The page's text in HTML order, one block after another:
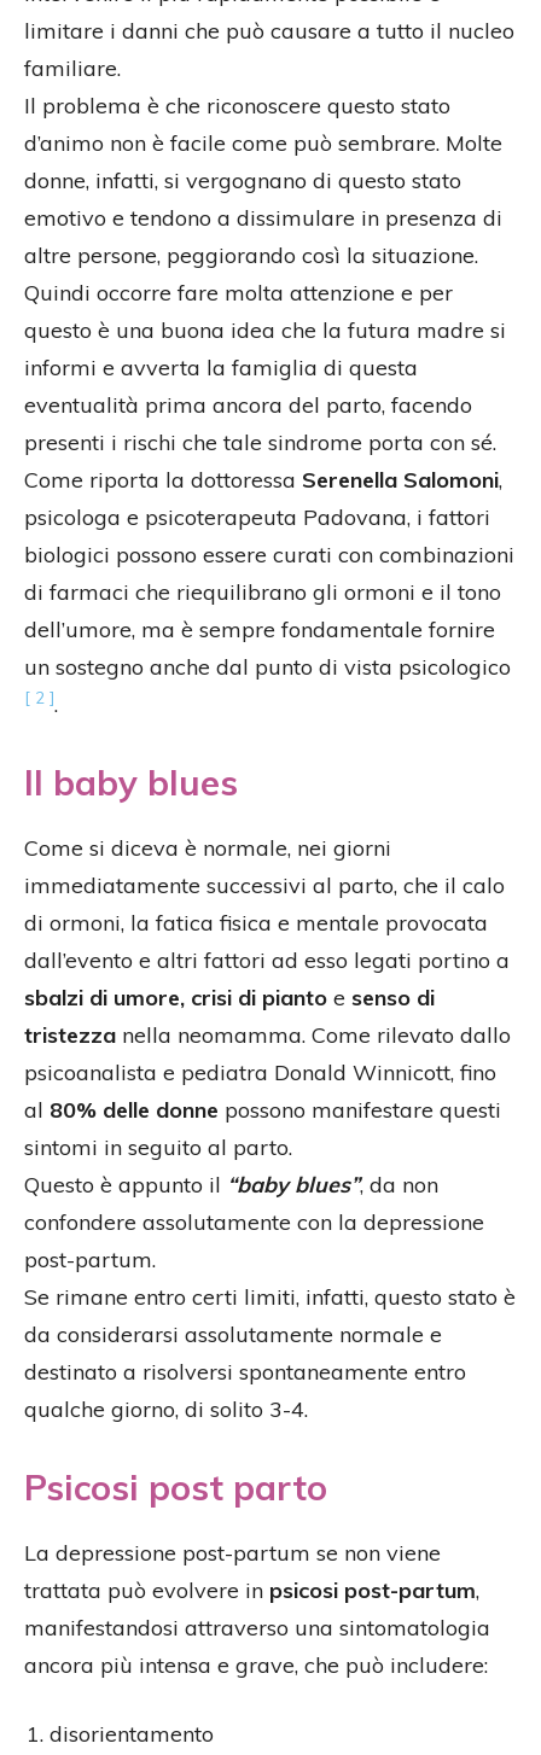
limitare i danni che può causare a tutto il nucleo
familiare.
Il problema è che riconoscere questo stato
d’animo non è facile come può sembrare. Molte
donne, infatti, si vergognano di questo stato
emotivo e tendono a dissimulare in presenza di
altre persone, peggiorando così la situazione.
Quindi occorre fare molta attenzione e per
questo è una buona idea che la futura madre si
informi e avverta la famiglia di questa
eventualità prima ancora del parto, facendo
presenti i rischi che tale sindrome porta con sé.
Come riporta la dottoressa Serenella Salomoni,
psicologa e psicoterapeuta Padovana, i fattori
biologici possono essere curati con combinazioni
di farmaci che riequilibrano gli ormoni e il tono
dell’umore, ma è sempre fondamentale fornire
un sostegno anche dal punto di vista psicologico
[ 2 ].
Il baby blues
Come si diceva è normale, nei giorni
immediatamente successivi al parto, che il calo
di ormoni, la fatica fisica e mentale provocata
dall’evento e altri fattori ad esso legati portino a
sbalzi di umore, crisi di pianto e senso di
tristezza nella neomamma. Come rilevato dallo
psicoanalista e pediatra Donald Winnicott, fino
al 80% delle donne possono manifestare questi
sintomi in seguito al parto.
Questo è appunto il “baby blues”, da non
confondere assolutamente con la depressione
post-partum.
Se rimane entro certi limiti, infatti, questo stato è
da considerarsi assolutamente normale e
destinato a risolversi spontaneamente entro
qualche giorno, di solito 3-4.
Psicosi post parto
La depressione post-partum se non viene
trattata può evolvere in psicosi post-partum,
manifestandosi attraverso una sintomatologia
ancora più intensa e grave, che può includere:
disorientamento